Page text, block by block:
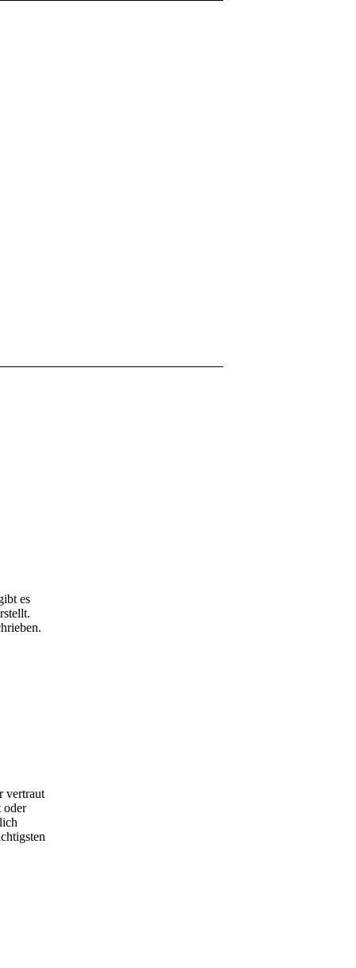
es
vertraut
oder